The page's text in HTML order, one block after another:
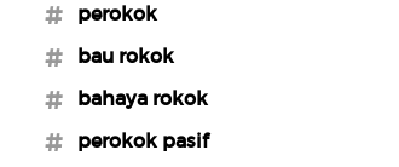
#perokok
#bau rokok
#bahaya rokok
#perokok pasif